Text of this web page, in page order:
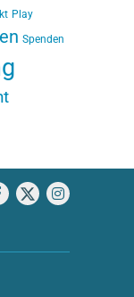
Play
Spenden
Facebook
X Instagram